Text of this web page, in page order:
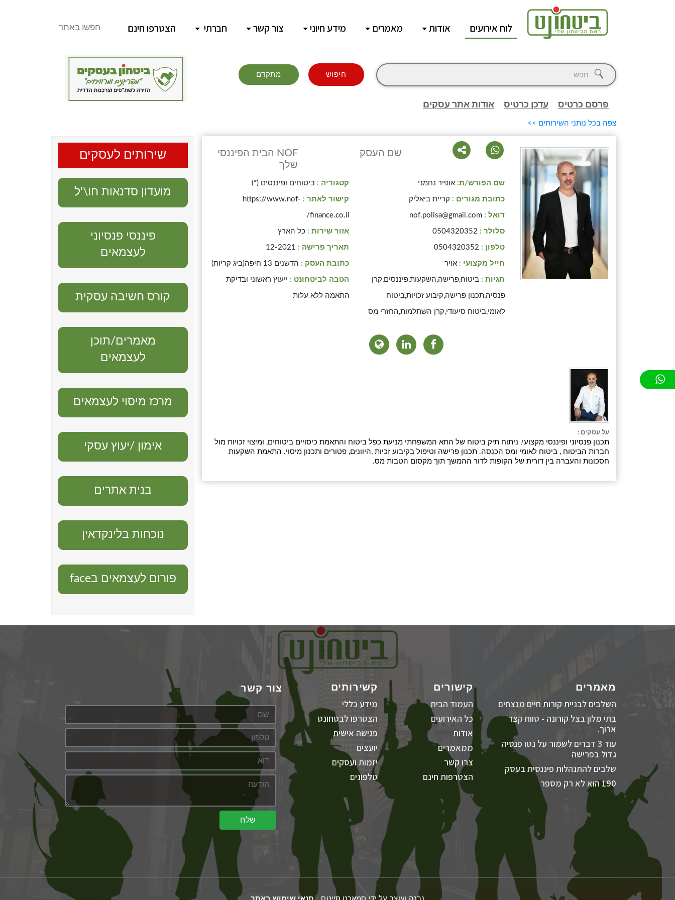
לוח אירועים אודות מאמרים מידע חיוני צור קשר חברתי הצטרפו חינם חפשו באתר
חיפוש מתקדם
פרסם כרטיס עדכן כרטיס אודות אתר עסקים
צפה בכל נותני השירותים >>
שם העסק
NOF הבית הפיננסי
שלך
שם הפורש/ת: אופיר נחמני
כתובת מגורים : קריית ביאליק
דואל : nof.polisa@gmail.com
סלולר : 0504320352
טלפון : 0504320352
חייל מקצועי : אויר
תגיות : ביטוח,פרישה,השקעות,פיננסים,קרן
פנסיה,תכנון פרישה,קיבוע זכויות,ביטוח
לאומי,ביטוח סיעודי,קרן השתלמות,החזרי מס
קטגוריה : ביטוחים ופיננסים (*)
קישור לאתר : https://www.nof-
finance.co.il/
אזור שירות : כל הארץ
תאריך פרישה : 12-2021
כתובת העסק : הדשנים 13 חיפה(ביג קריות)
הטבה לביטחונט : ייעוץ ראשוני ובדיקת
התאמה ללא עלות
על עסקים :
תכנון פנסיוני ופיננסי מקצועי, ניתוח תיק ביטוח של התא המשפחתי מניעת כפל ביטוח והתאמת כיסויים ביטוחים, ומיצוי זכויות מול
חברות הביטוח , ביטוח לאומי ומס הכנסה. תכנון פרישה וטיפול בקיבוע זכיות ,היוונים, פטורים ותכנון מיסוי. התאמת השקעות
חסכונות והעברה בין דורית של הקופות לדור ההמשך תוך מקסום הטבות מס.
שירותים לעסקים
מועדון סדנאות חו\'ל
פיננסי פנסיוני
לעצמאים
קורס חשיבה עסקית
מאמרים/תוכן
לעצמאים
מרכז מיסוי לעצמאים
אימון /יעוץ עסקי
בנית אתרים
נוכחות בלינקדאין
פורום לעצמאים בface
מאמרים
השלבים לבניית קורות חיים מנצחים
בתי מלון בצל קורונה - טווח קצר
ארוך.
עוד 3 דברים לשמור על נטו פנסיה
גדול בפרישה
שלבים להתנהלות פיננסית בעסק
190 הוא לא רק מספר
קישורים
העמוד הבית
כל האירועים
אודות
ממאמרים
צרו קשר
הצטרפות חינם
קשירותים
מידע כללי
הצטרפו לבטחונט
פגישה אישית
יועצים
יזמות ועסקים
טלפונים
צור קשר
שלח